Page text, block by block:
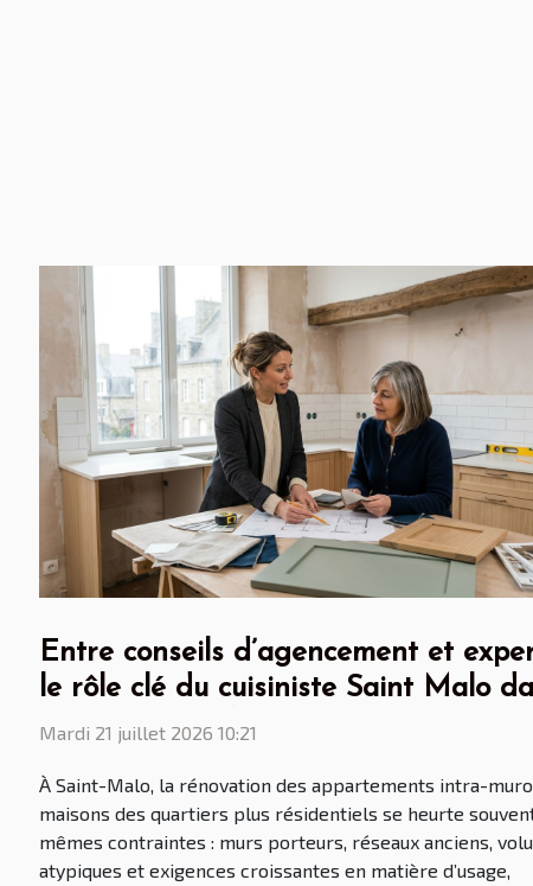
Entre conseils d’agencement et
le rôle clé du cuisiniste Saint Malo
rénovation malouine
Mardi 21 juillet 2026 10:21
À Saint-Malo, la rénovation des appartements intra-
maisons des quartiers plus résidentiels se heurte
mêmes contraintes : murs porteurs, réseaux anciens,
atypiques et exigences croissantes en matière d’usage,